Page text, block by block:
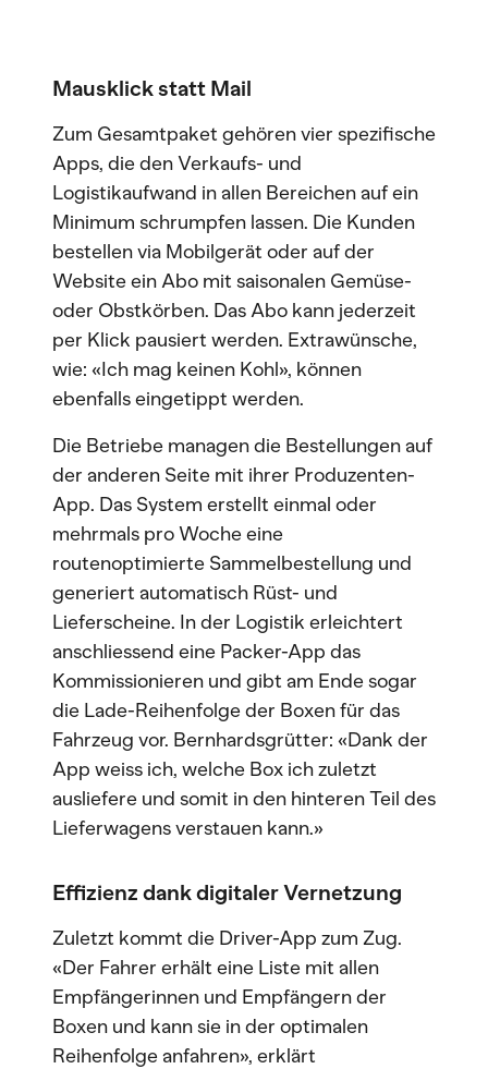
Mausklick statt Mail
Zum Gesamtpaket gehören vier spezifische
Apps, die den Verkaufs- und
Logistikaufwand in allen Bereichen auf ein
Minimum schrumpfen lassen. Die Kunden
bestellen via Mobilgerät oder auf der
Website ein Abo mit saisonalen Gemüse-
oder Obstkörben. Das Abo kann jederzeit
per Klick pausiert werden. Extrawünsche,
wie: «Ich mag keinen Kohl», können
ebenfalls eingetippt werden.
Die Betriebe managen die Bestellungen auf
der anderen Seite mit ihrer Produzenten-
App. Das System erstellt einmal oder
mehrmals pro Woche eine
routenoptimierte Sammelbestellung und
generiert automatisch Rüst- und
Lieferscheine. In der Logistik erleichtert
anschliessend eine Packer-App das
Kommissionieren und gibt am Ende sogar
die Lade-Reihenfolge der Boxen für das
Fahrzeug vor. Bernhardsgrütter: «Dank der
App weiss ich, welche Box ich zuletzt
ausliefere und somit in den hinteren Teil des
Lieferwagens verstauen kann.»
Effizienz dank digitaler Vernetzung
Zuletzt kommt die Driver-App zum Zug.
«Der Fahrer erhält eine Liste mit allen
Empfängerinnen und Empfängern der
Boxen und kann sie in der optimalen
Reihenfolge anfahren», erklärt